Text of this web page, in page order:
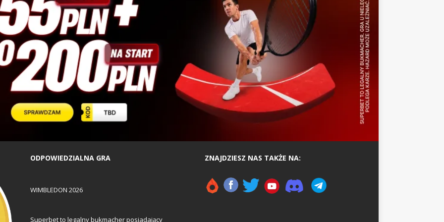
ODPOWIEDZIALNA GRA
WIMBLEDON 2026
Superbet to legalny bukmacher posiadający
ZNAJDZIESZ NAS TAKŻE NA: